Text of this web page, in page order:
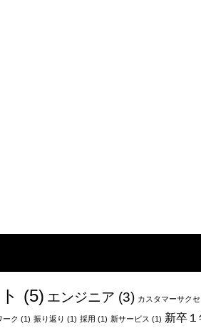
(5) エンジニア (3) カスタマーサクセ
ーク (1) 振り返り (1) 採用 (1) 新サービス (1) 新卒１